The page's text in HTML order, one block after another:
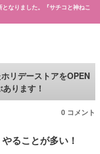
なりました。『サチコと神ねこ
リデーストアをOPEN
ります！
0 コメント
ることが多い！